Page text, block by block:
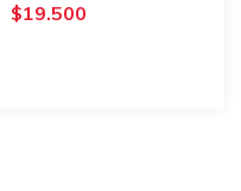
$19.500